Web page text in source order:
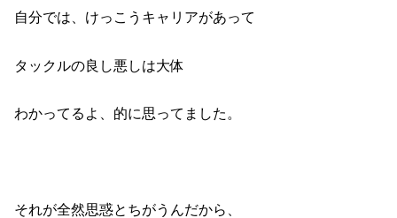
自分では、けっこうキャリアがあって
タックルの良し悪しは大体
わかってるよ、的に思ってました。
それが全然思惑とちがうんだから、